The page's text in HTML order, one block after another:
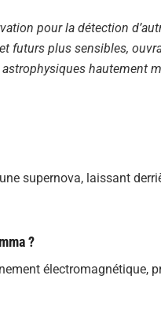
pour la détection
futurs plus sensibles,
hautement
supernova, laissant
?
électromagnétique,